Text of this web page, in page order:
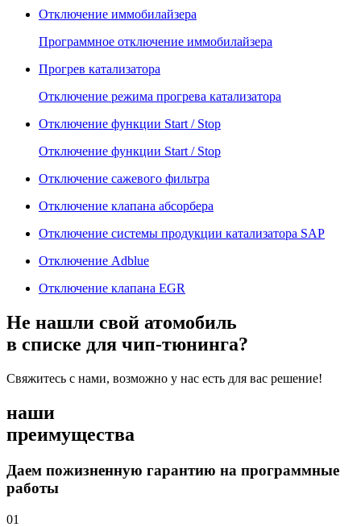
Отключение иммобилайзера
Программное отключение иммобилайзера
Прогрев катализатора
Отключение режима прогрева катализатора
Отключение функции Start / Stop
Отключение функции Start / Stop
Отключение сажевого фильтра
Отключение клапана абсорбера
Отключение системы продукции катализатора SAP
Отключение Adblue
Отключение клапана EGR
Не нашли свой атомобиль
в списке для чип-тюнинга?
Свяжитесь с нами, возможно у нас есть для вас решение!
наши
преимущества
Даем пожизненную гарантию на программные
работы
01